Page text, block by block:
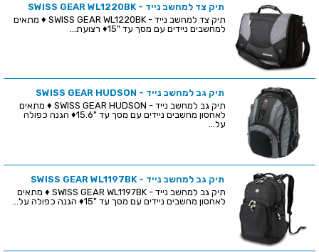
תיק צד למחשב נייד - SWISS GEAR WL1220BK
תיק צד למחשב נייד - SWISS GEAR WL1220BK ♦ מתאים
למחשבים ניידים עם מסך עד "15♦ רצועת...
תיק גב למחשב נייד - SWISS GEAR HUDSON
תיק גב למחשב נייד - SWISS GEAR HUDSON ♦ מתאים
לאחסון מחשבים ניידים עם מסך עד "15.6♦ הגנה כפולה
על...
תיק גב למחשב נייד - SWISS GEAR WL1197BK
תיק גב למחשב נייד - SWISS GEAR WL1197BK ♦ מתאים
לאחסון מחשבים ניידים עם מסך עד "15♦ הגנה כפולה על...